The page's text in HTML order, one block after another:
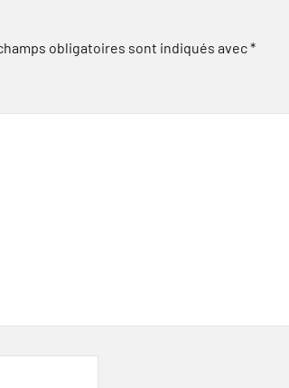
obligatoires sont indiqués avec*